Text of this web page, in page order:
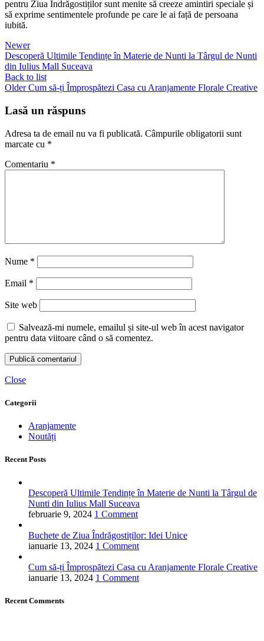
pentru Ziua Îndrăgostiților sunt menite să creeze amintiri speciale și
să exprime sentimentele profunde pe care le ai față de persoana
iubită.
Newer
Descoperă Ultimile Tendințe în Materie de Nunti la Târgul de Nunti
din Iulius Mall Suceava
Back to list
Older Cum să-ți Împrospătezi Casa cu Aranjamente Florale Creative
Lasă un răspuns
Adresa ta de email nu va fi publicată. Câmpurile obligatorii sunt
marcate cu *
Comentariu *
Nume *
Email *
Site web
Salvează-mi numele, emailul și site-ul web în acest navigator
pentru data viitoare când o să comentez.
Close
Categorii
Aranjamente
Noutăți
Recent Posts
Descoperă Ultimile Tendințe în Materie de Nunti la Târgul de
Nunti din Iulius Mall Suceava
februarie 9, 2024 1 Comment
Buchete de Ziua Îndrăgostiților: Idei Unice
ianuarie 13, 2024 1 Comment
Cum să-ți Împrospătezi Casa cu Aranjamente Florale Creative
ianuarie 13, 2024 1 Comment
Recent Comments